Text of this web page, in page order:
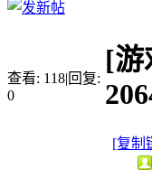
查看: 118|回复:
0
[游
[复制